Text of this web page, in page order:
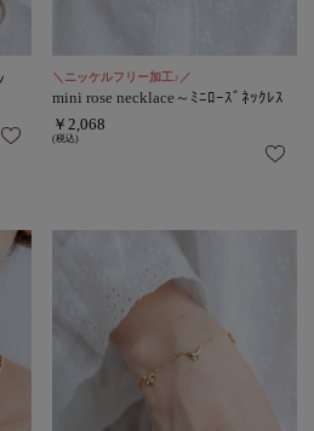
＼ニッケルフリー加工♪／
mini rose necklace～ﾐﾆﾛｰｽﾞﾈｯｸﾚｽ
￥2,068
(税込)